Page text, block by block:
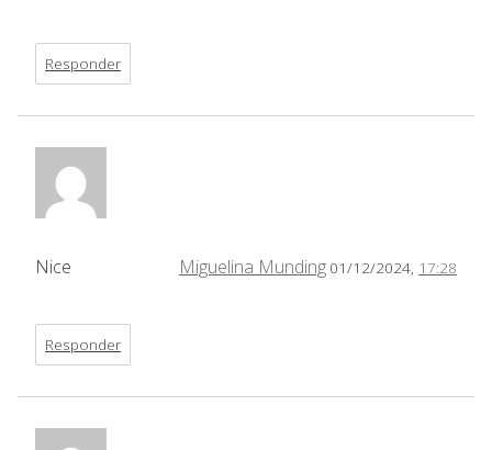
Responder
Miguelina Munding 01/12/2024, 17:28
Nice
Responder